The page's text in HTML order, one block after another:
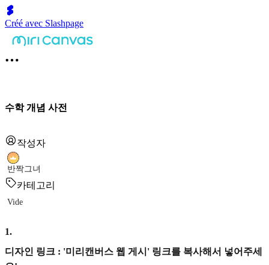
Créé avec Slashpage
수학 개념 사전
작성자
반짝그녀
카테고리
Vide
1.
디자인 링크 : '미리캔버스 웹 게시' 링크를 복사해서 넣어주세